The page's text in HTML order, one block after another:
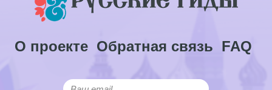
О проекте Обратная связь FAQ